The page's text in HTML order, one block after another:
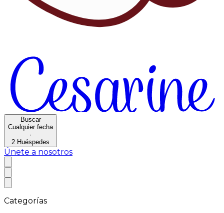
Buscar
Cualquier fecha
·
2 Huéspedes
Únete a nosotros
Categorías